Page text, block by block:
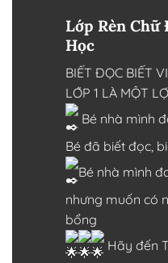
Lớp Rèn Chữ
Học
BIẾT ĐỌC BIẾT
LỚP 1 LÀ MỘT
Bé nhà mình
Bé đã biết đọc,
Bé nhà mình
nhưng muốn có
bổng
Hãy đến